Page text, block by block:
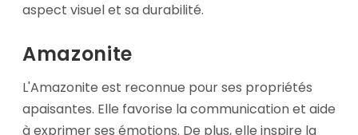
aspect visuel et sa durabilité.
Amazonite
L'Amazonite est reconnue pour ses propriétés
apaisantes. Elle favorise la communication et aide
à exprimer ses émotions. De plus, elle inspire la